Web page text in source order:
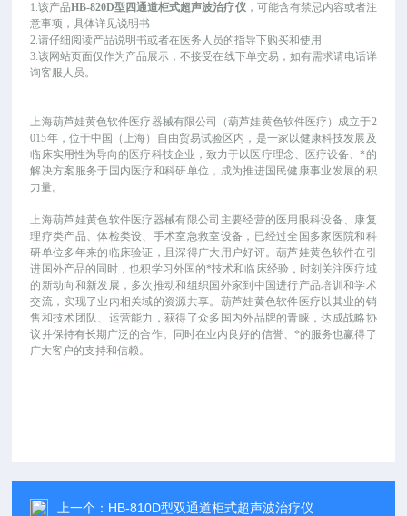
1.该产品HB-820D型四通道柜式超声波治疗仪，可能含有禁忌内容或者注
意事项，具体详见说明书
2.请仔细阅读产品说明书或者在医务人员的指导下购买和使用
3.该网站页面仅作为产品展示，不接受在线下单交易，如有需求请电话详
询客服人员。
上海葫芦娃黄色软件医疗器械有限公司（葫芦娃黄色软件医疗）成立于2
015年，位于中国（上海）自由贸易试验区内，是一家以健康科技发展及
临床实用性为导向的医疗科技企业，致力于以医疗理念、医疗设备、*的
解决方案服务于国内医疗和科研单位，成为推进国民健康事业发展的积
力量。
上海葫芦娃黄色软件医疗器械有限公司主要经营的医用眼科设备、康复
理疗类产品、体检类设、手术室急救室设备，已经过全国多家医院和科
研单位多年来的临床验证，且深得广大用户好评。葫芦娃黄色软件在引
进国外产品的同时，也积学习外国的*技术和临床经验，时刻关注医疗域
的新动向和新发展，多次推动和组织国外家到中国进行产品培训和学术
交流，实现了业内相关域的资源共享。葫芦娃黄色软件医疗以其业的销
售和技术团队、运营能力，获得了众多国内外品牌的青睐，达成战略协
议并保持有长期广泛的合作。同时在业内良好的信誉、*的服务也赢得了
广大客户的支持和信赖。
上一个： HB-810D型双通道柜式超声波治疗仪